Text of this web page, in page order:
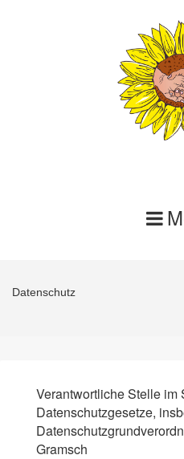
Datenschutz
Verantwortliche Stelle im
Datenschutzgesetze,
Gramsch